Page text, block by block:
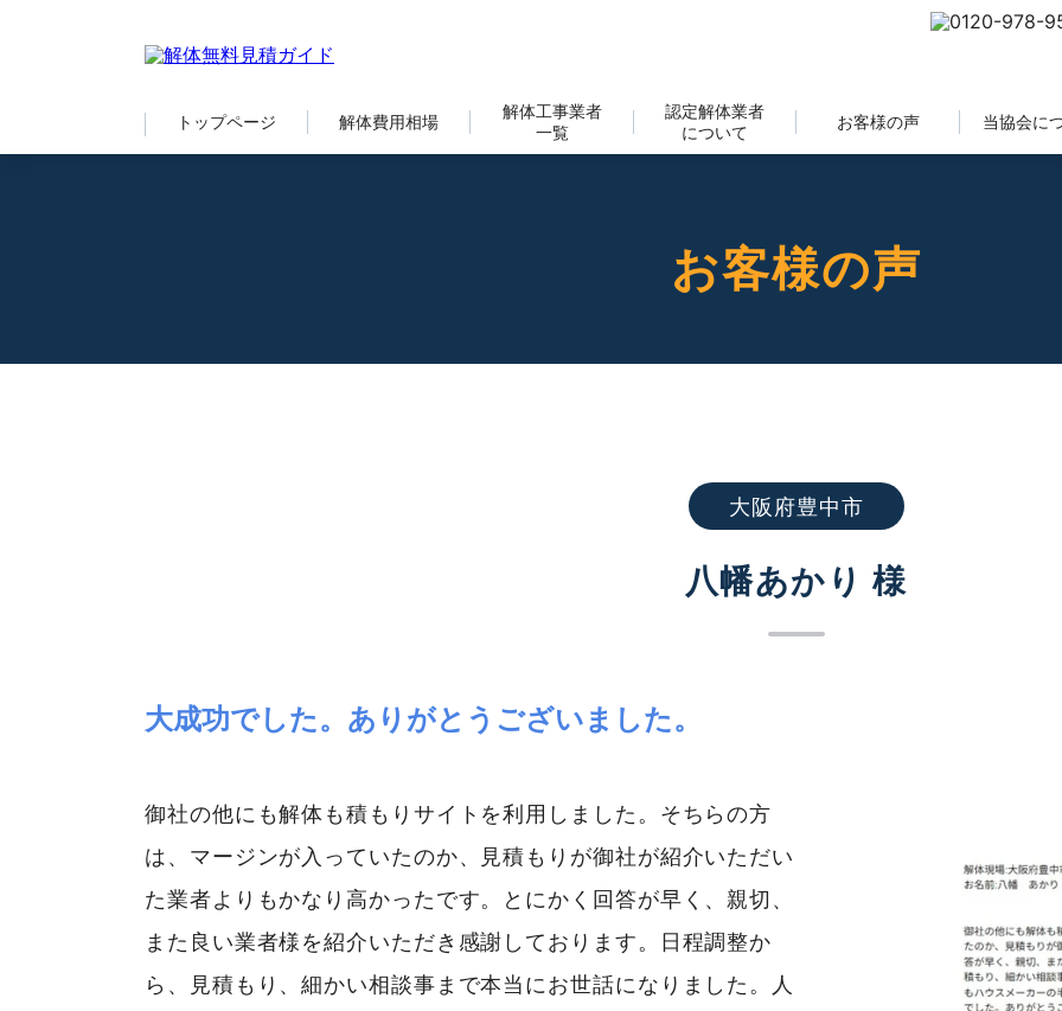
トップページ 解体費用相場
解体工事業者
一覧
認定解体業者
について
お客様の声 当協会に
お客様の声
大阪府豊中市
八幡あかり 様
大成功でした。ありがとうございました。
御社の他にも解体も積もりサイトを利用しました。そちらの方
は、マージンが入っていたのか、見積もりが御社が紹介いただい
た業者よりもかなり高かったです。とにかく回答が早く、親切、
また良い業者様を紹介いただき感謝しております。日程調整か
ら、見積もり、細かい相談事まで本当にお世話になりました。人